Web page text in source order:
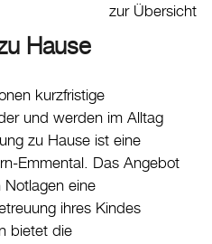
zur Übersicht
Hause
kurzfristige
und werden im Alltag
zu Hause ist eine
Emmental. Das Angebot
Notlagen eine
ihres Kindes
bietet die